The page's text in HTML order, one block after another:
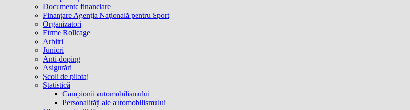
Documente financiare
Finanțare Agenţia Naţională pentru Sport
Organizatori
Firme Rollcage
Arbitri
Juniori
Anti-doping
Asigurări
Şcoli de pilotaj
Statistică
Campionii automobilismului
Personalități ale automobilismului